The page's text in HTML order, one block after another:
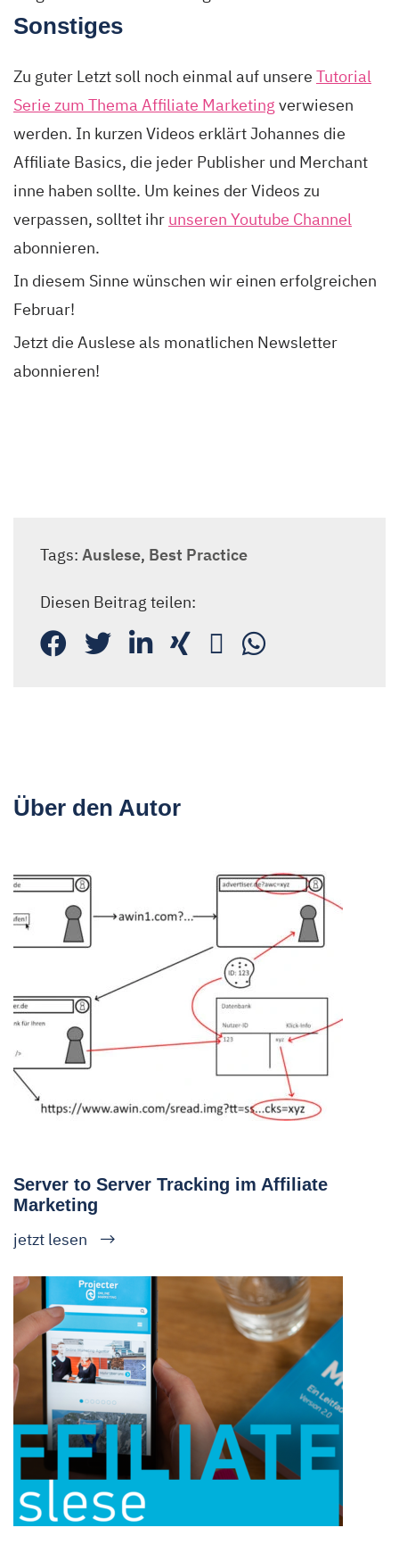
Sonstiges
Zu guter Letzt soll noch einmal auf unsere Tutorial
Serie zum Thema Affiliate Marketing verwiesen
werden. In kurzen Videos erklärt Johannes die
Affiliate Basics, die jeder Publisher und Merchant
inne haben sollte. Um keines der Videos zu
verpassen, solltet ihr unseren Youtube Channel
abonnieren.
In diesem Sinne wünschen wir einen erfolgreichen
Februar!
Jetzt die Auslese als monatlichen Newsletter
abonnieren!
Tags: Auslese, Best Practice
Diesen Beitrag teilen:
Über den Autor
Server to Server Tracking im Affiliate
Marketing
jetzt lesen